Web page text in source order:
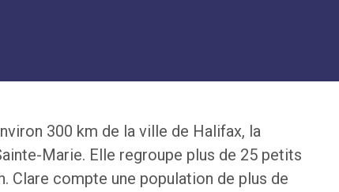
300 km de la ville de Halifax, la
Marie. Elle regroupe plus de 25 petits
Clare compte une population de plus de